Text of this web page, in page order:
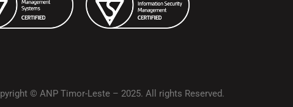
© ANP Timor-Leste – 2025. All rights Reserved.